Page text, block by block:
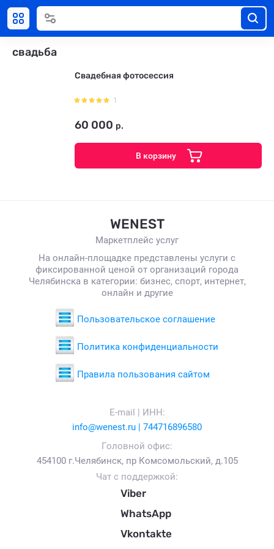
свадьба
Свадебная фотосессия
1
60 000 р.
В корзину
WENEST
Маркетплейс услуг
На онлайн-площадке представлены услуги с
фиксированной ценой от организаций города
Челябинска в категории: бизнес, спорт, интернет,
онлайн и другие
Пользовательское соглашение
Политика конфиденциальности
Правила пользования сайтом
E-mail | ИНН:
info@wenest.ru | 744716896580
Головной офис:
454100 г.Челябинск, пр Комсомольский, д.105
Чат с поддержкой:
Viber
WhatsApp
Vkontakte